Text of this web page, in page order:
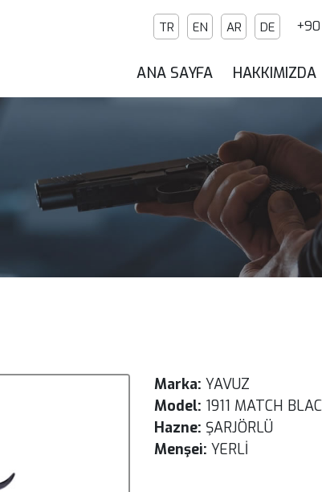
TR EN AR DE
ANA SAYFA HAKKIMIZDA
Marka: YAVUZ
Model: 1911 MATCH
Hazne: ŞARJÖRLÜ
Menşei: YERLİ